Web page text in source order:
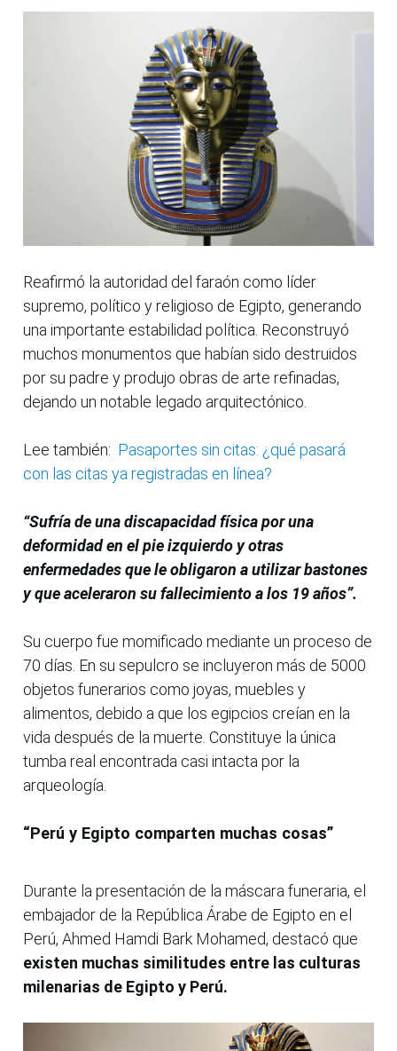
Reafirmó la autoridad del faraón como líder
supremo, político y religioso de Egipto, generando
una importante estabilidad política. Reconstruyó
muchos monumentos que habían sido destruidos
por su padre y produjo obras de arte refinadas,
dejando un notable legado arquitectónico.
Lee también: Pasaportes sin citas: ¿qué pasará
con las citas ya registradas en línea?
“Sufría de una discapacidad física por una
deformidad en el pie izquierdo y otras
enfermedades que le obligaron a utilizar bastones
y que aceleraron su fallecimiento a los 19 años”.
Su cuerpo fue momificado mediante un proceso de
70 días. En su sepulcro se incluyeron más de 5000
objetos funerarios como joyas, muebles y
alimentos, debido a que los egipcios creían en la
vida después de la muerte. Constituye la única
tumba real encontrada casi intacta por la
arqueología.
“Perú y Egipto comparten muchas cosas”
Durante la presentación de la máscara funeraria, el
embajador de la República Árabe de Egipto en el
Perú, Ahmed Hamdi Bark Mohamed, destacó que
existen muchas similitudes entre las culturas
milenarias de Egipto y Perú.